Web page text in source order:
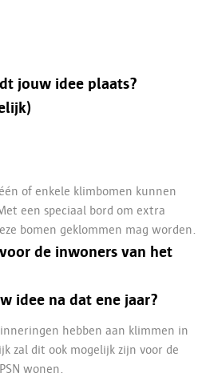
jouw idee plaats?
of enkele klimbomen kunnen
een speciaal bord om extra
bomen geklommen mag worden.
de inwoners van het
idee na dat ene jaar?
hebben aan klimmen in
zal dit ook mogelijk zijn voor de
wonen.